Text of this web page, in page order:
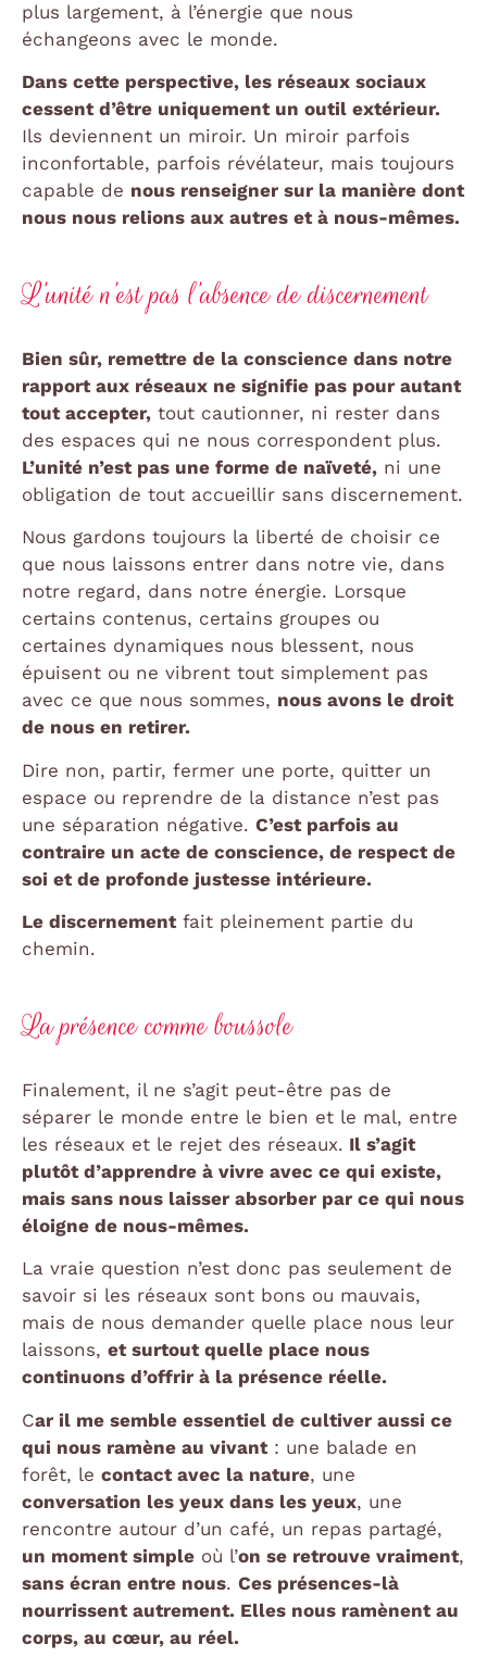
plus largement, à l’énergie que nous
échangeons avec le monde.
Dans cette perspective, les réseaux sociaux
cessent d’être uniquement un outil extérieur.
Ils deviennent un miroir. Un miroir parfois
inconfortable, parfois révélateur, mais toujours
capable de nous renseigner sur la manière dont
nous nous relions aux autres et à nous-mêmes.
L’unité n’est pas l’absence de discernement
Bien sûr, remettre de la conscience dans notre
rapport aux réseaux ne signifie pas pour autant
tout accepter, tout cautionner, ni rester dans
des espaces qui ne nous correspondent plus.
L’unité n’est pas une forme de naïveté, ni une
obligation de tout accueillir sans discernement.
Nous gardons toujours la liberté de choisir ce
que nous laissons entrer dans notre vie, dans
notre regard, dans notre énergie. Lorsque
certains contenus, certains groupes ou
certaines dynamiques nous blessent, nous
épuisent ou ne vibrent tout simplement pas
avec ce que nous sommes, nous avons le droit
de nous en retirer.
Dire non, partir, fermer une porte, quitter un
espace ou reprendre de la distance n’est pas
une séparation négative. C’est parfois au
contraire un acte de conscience, de respect de
soi et de profonde justesse intérieure.
Le discernementfait pleinement partie du
chemin.
La présence comme boussole
Finalement, il ne s’agit peut-être pas de
séparer le monde entre le bien et le mal, entre
les réseaux et le rejet des réseaux. Il s’agit
plutôt d’apprendre à vivre avec ce qui existe,
mais sans nous laisser absorber par ce qui nous
éloigne de nous-mêmes.
La vraie question n’est donc pas seulement de
savoir si les réseaux sont bons ou mauvais,
mais de nous demander quelle place nous leur
laissons, et surtout quelle place nous
continuons d’offrir à la présence réelle.
Car il me semble essentiel de cultiver aussi ce
qui nous ramène au vivant: une balade en
forêt, le contact avec la nature, une
conversation les yeux dans les yeux, une
rencontre autour d’un café, un repas partagé,
un moment simple où l’on se retrouve vraiment,
sans écran entre nous. Ces présences-là
nourrissent autrement. Elles nous ramènent au
corps, au cœur, au réel.